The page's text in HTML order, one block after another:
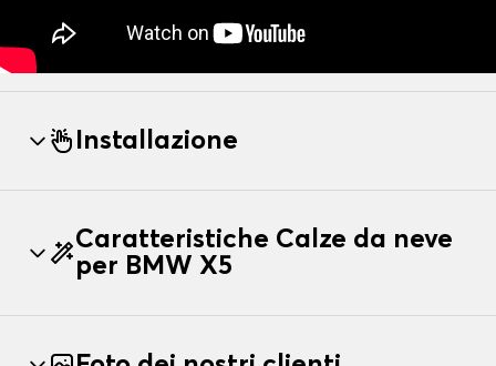
Installazione
Caratteristiche Calze da neve
per BMW X5